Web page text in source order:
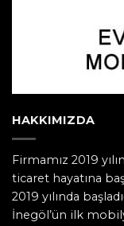
HAKKIMIZDA
Firmamız 2019
ticaret hayatına
2019 yılında
İnegöl’ün ilk